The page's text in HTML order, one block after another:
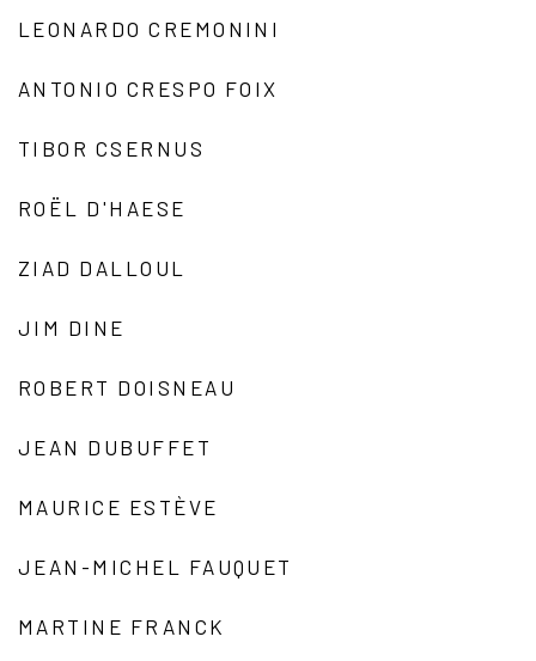
LEONARDO CREMONINI
ANTONIO CRESPO FOIX
TIBOR CSERNUS
ROËL D'HAESE
ZIAD DALLOUL
JIM DINE
ROBERT DOISNEAU
JEAN DUBUFFET
MAURICE ESTÈVE
JEAN-MICHEL FAUQUET
MARTINE FRANCK